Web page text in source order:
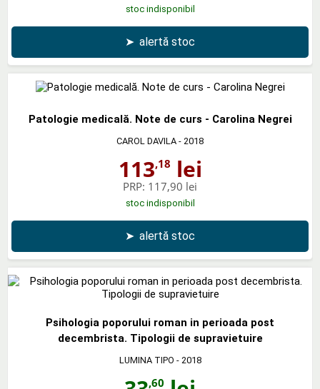
stoc indisponibil
➤ alertă stoc
Patologie medicală. Note de curs - Carolina Negrei
CAROL DAVILA - 2018
113,18 lei
PRP: 117,90 lei
stoc indisponibil
➤ alertă stoc
Psihologia poporului roman in perioada post
decembrista. Tipologii de supravietuire
LUMINA TIPO - 2018
,60